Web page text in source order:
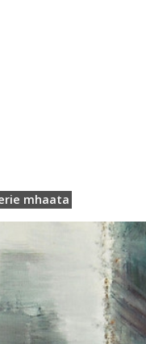
mhaata